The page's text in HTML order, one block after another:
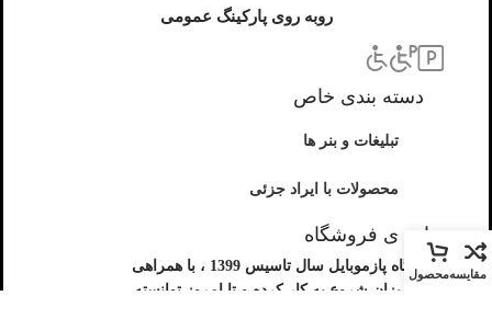
روبه روی پارکینگ عمومی
دسته بندی خاص
تبلیغات و بنر ها
محصولات با ایراد جزئی
درباره ی فروشگاه
فروشگاه پازموبایل سال تاسیس 1399 ، با همراهی
شما عزیزان شروع به کار کرده و تا امروز توانسته
مقایسهمحصول